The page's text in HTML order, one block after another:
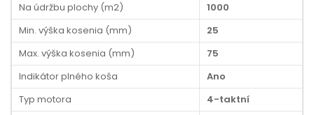
Na údržbu plochy (m2)
1000
Min. výška kosenia (mm)
25
Max. výška kosenia (mm)
75
Indikátor plného koša
Ano
Typ motora
4-taktní